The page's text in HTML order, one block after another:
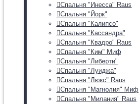
Спальня "Инесса" Raus
Спальня "Йорк"
Спальня "Калипсо"
Спальня "Кассандра"
Спальня "Квадро" Raus
Спальня "Ким" Миф
Спальня "Либерти"
Спальня "Луиджа"
Спальня "Люкс" Raus
Спальня "Магнолия" Миф
Спальня "Милания" Raus